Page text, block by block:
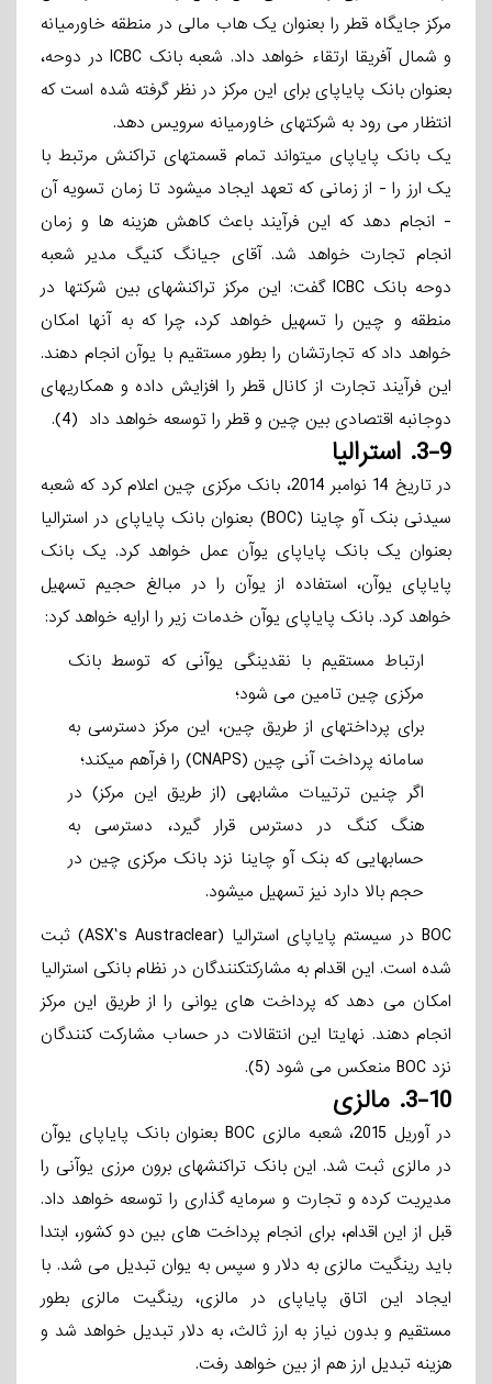
مرکز جایگاه قطر را بعنوان یک هاب مالی در منطقه خاورمیانه
و شمال آفریقا ارتقاء خواهد داد. شعبه بانک ICBC در دوحه،
بعنوان بانک پایاپای برای این مرکز در نظر گرفته شده است که
انتظار می­ رود به شرکتهای خاورمیانه سرویس دهد.
یک بانک پایاپای می­تواند تمام قسمتهای تراکنش مرتبط با
یک ارز را - از زمانی که تعهد ایجاد می­شود تا زمان تسویه آن
- انجام دهد که این فرآیند باعث کاهش هزینه ­ها و زمان
انجام تجارت خواهد شد. آقای جیانگ­ کنیگ مدیر شعبه
دوحه بانک ICBC گفت: این مرکز تراکنشهای بین شرکتها در
منطقه و چین را تسهیل خواهد کرد، چرا که به آنها امکان
خواهد داد که تجارت­شان را بطور مستقیم با یوآن انجام دهند.
این فرآیند تجارت از کانال قطر را افزایش داده و همکاریهای
دوجانبه اقتصادی بین چین و قطر را توسعه خواهد داد (4).
3-9. استرالیا
در تاریخ 14 نوامبر 2014، بانک مرکزی چین اعلام کرد که شعبه
سیدنی بنک­ آو چاینا (BOC) بعنوان بانک پایاپای در استرالیا
بعنوان یک بانک پایاپای یوآن عمل خواهد کرد. یک بانک
پایاپای یوآن، استفاده از یوآن را در مبالغ حجیم تسهیل
خواهد کرد. بانک پایاپای یوآن خدمات زیر را ارایه خواهد کرد:
ارتباط مستقیم با نقدینگی یوآنی که توسط بانک
مرکزی چین تامین می­ شود؛
برای پرداختهای از طریق چین، این مرکز دسترسی به
سامانه پرداخت آنی چین (CNAPS) را فرآهم می­کند؛
اگر چنین ترتیبات مشابهی (از طریق این مرکز) در
هنگ­­ کنگ در دسترس قرار گیرد، دسترسی به
حسابهایی که بنک­ آو چاینا نزد بانک مرکزی چین در
حجم بالا دارد نیز تسهیل می­شود.
BOC در سیستم پایاپای استرالیا (ASX’s Austraclear) ثبت
شده است. این اقدام به مشارکت­کنندگان در نظام بانکی استرالیا
امکان می­ دهد که پرداخت های یوانی را از طریق این مرکز
انجام دهند. نهایتا این انتقالات در حساب مشارکت­ کنندگان
نزد BOC منعکس می­ شود (5).
3-10. مالزی
در آوریل 2015، شعبه مالزی BOC بعنوان بانک پایاپای یوآن
در مالزی ثبت شد. این بانک تراکنشهای برون­ مرزی یوآنی را
مدیریت کرده و تجارت و سرمایه­ گذاری را توسعه خواهد داد.
قبل از این اقدام، برای انجام پرداخت های بین دو کشور، ابتدا
باید رینگیت مالزی به دلار و سپس به یوان تبدیل می­ شد. با
ایجاد این اتاق پایاپای در مالزی، رینگیت مالزی بطور
مستقیم و بدون نیاز به ارز ثالث، به دلار تبدیل خواهد شد و
هزینه تبدیل ارز هم از بین خواهد رفت.